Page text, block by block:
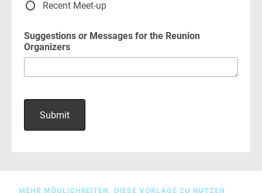
MEHR MÖGLICHKEITEN, DIESE VORLAGE ZU NUTZEN